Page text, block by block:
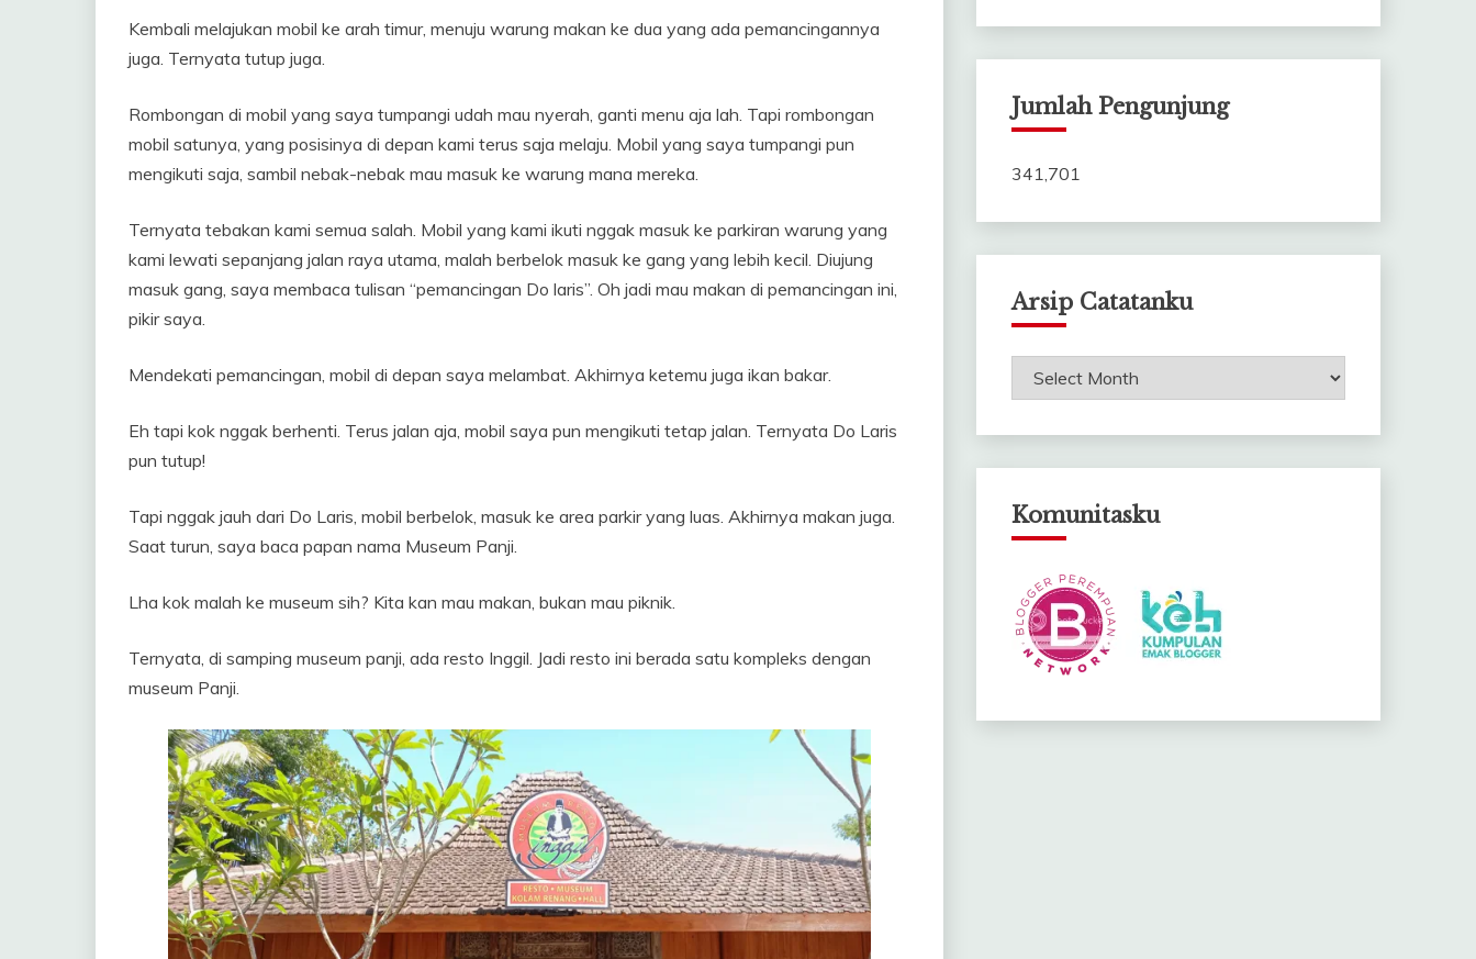
Kembali melajukan mobil ke arah timur, menuju warung makan ke dua yang ada pemancingannya
juga. Ternyata tutup juga.
Rombongan di mobil yang saya tumpangi udah mau nyerah, ganti menu aja lah. Tapi rombongan
mobil satunya, yang posisinya di depan kami terus saja melaju. Mobil yang saya tumpangi pun
mengikuti saja, sambil nebak-nebak mau masuk ke warung mana mereka.
Ternyata tebakan kami semua salah. Mobil yang kami ikuti nggak masuk ke parkiran warung yang
kami lewati sepanjang jalan raya utama, malah berbelok masuk ke gang yang lebih kecil. Diujung
masuk gang, saya membaca tulisan “pemancingan Do laris”. Oh jadi mau makan di pemancingan ini,
pikir saya.
Mendekati pemancingan, mobil di depan saya melambat. Akhirnya ketemu juga ikan bakar.
Eh tapi kok nggak berhenti. Terus jalan aja, mobil saya pun mengikuti tetap jalan. Ternyata Do Laris
pun tutup!
Tapi nggak jauh dari Do Laris, mobil berbelok, masuk ke area parkir yang luas. Akhirnya makan juga.
Saat turun, saya baca papan nama Museum Panji.
Lha kok malah ke museum sih? Kita kan mau makan, bukan mau piknik.
Ternyata, di samping museum panji, ada resto Inggil. Jadi resto ini berada satu kompleks dengan
museum Panji.
Jumlah Pengunjung
341,701
Arsip Catatanku
Arsip
Komunitasku